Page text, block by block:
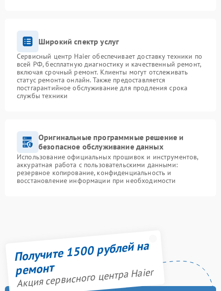
Широкий спектр услуг
Сервисный центр Haier обеспечивает доставку техники по
всей РФ, бесплатную диагностику и качественный ремонт,
включая срочный ремонт. Клиенты могут отслеживать
статус ремонта онлайн. Также предоставляется
постгарантийное обслуживание для продления срока
службы техники
Оригинальные программные решение и
безопасное обслуживание данных
Использование официальных прошивок и инструментов,
аккуратная работа с пользовательскими данными:
резервное копирование, конфиденциальность и
восстановление информации при необходимости
Получите 1500 рублей на
ремонт
Акция сервисного центра Haier